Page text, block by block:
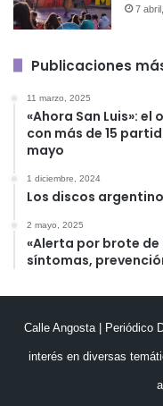
7
Publicaciones
11 marzo, 2025
«Ahora San Luis»:
con más de 15
mayo
1 diciembre, 2024
Los discos
2 mayo, 2025
«Alerta por brote
síntomas,
Calle Angosta | Periódico
interés en diversas